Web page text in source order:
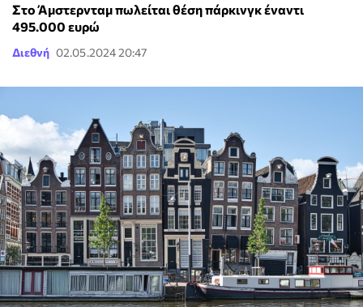
Στο Άμστερνταμ πωλείται θέση πάρκινγκ έναντι
495.000 ευρώ
Διεθνή 02.05.2024 20:47